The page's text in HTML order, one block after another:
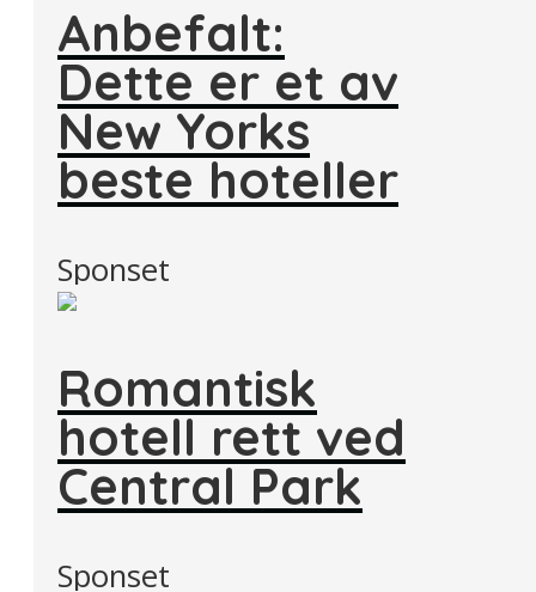
Anbefalt:
Dette er et av
New Yorks
beste hoteller
Sponset
Romantisk
hotell rett ved
Central Park
Sponset